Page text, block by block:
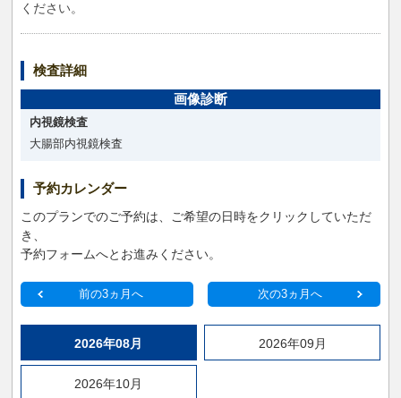
ください。
検査詳細
画像診断
内視鏡検査
大腸部内視鏡検査
予約カレンダー
このプランでのご予約は、ご希望の日時をクリックしていただ
き、
予約フォームへとお進みください。
前の3ヵ月へ 次の3ヵ月へ
2026年08月 2026年09月
2026年10月